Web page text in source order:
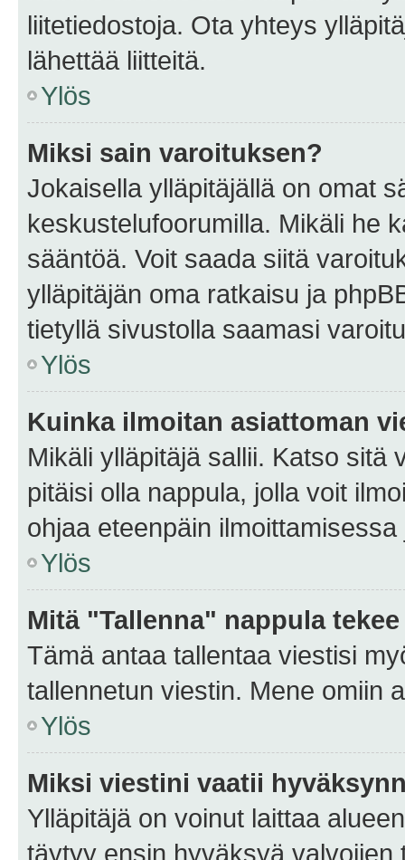
liitetiedostoja. Ota yhteys
lähettää liitteitä.
Ylös
Miksi sain varoituksen?
Jokaisella ylläpitäjällä on omat
keskustelufoorumilla. Mikäli he
sääntöä. Voit saada siitä
ylläpitäjän oma ratkaisu ja
tietyllä sivustolla saamasi
Ylös
Kuinka ilmoitan asiattoman
Mikäli ylläpitäjä sallii. Katso sitä
pitäisi olla nappula, jolla voit
ohjaa eteenpäin
Ylös
Mitä "Tallenna" nappula
Tämä antaa tallentaa viestisi
tallennetun viestin. Mene omiin
Ylös
Miksi viestini vaatii
Ylläpitäjä on voinut laittaa
täytyy ensin hyväksyä